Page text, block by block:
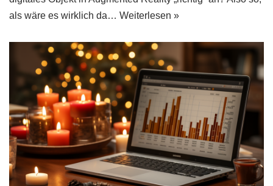
als wäre es wirklich da… Weiterlesen »